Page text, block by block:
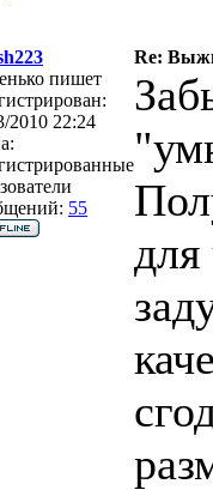
Re:
пишет
2010 22:24
55
для